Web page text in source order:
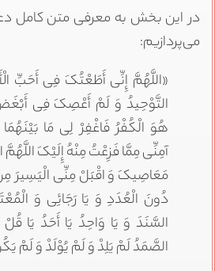
در این بخش به معرفی متن کامل
می‌پردازیم:
«اللَّهُمَّ إِنِّی أَطَعْتُکَ فِی أَحَبِّ
التَّوْحِیدُ وَ لَمْ أَعْصِکَ فِی
هُوَ الْکُفْرُ فَاغْفِرْ لِی مَا
آمِنِّی مِمَّا فَزِعْتُ مِنْهُ إِلَیْکَ اللَّهُمَّ
مَعَاصِیکَ وَ اقْبَلْ مِنِّی الْیَسِیرَ
دُونَ الْعُدَدِ وَ یَا رَجَائِی وَ
السَّنَدَ وَ یَا وَاحِدُ یَا أَحَدُ یَا قُلْ
الصَّمَدُ لَمْ یَلِدْ وَ لَمْ یُوْلَدْ وَ لَمْ